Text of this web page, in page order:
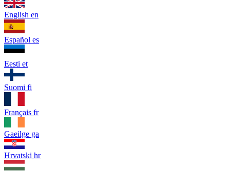
English en
Español es
Eesti et
Suomi fi
Français fr
Gaeilge ga
Hrvatski hr